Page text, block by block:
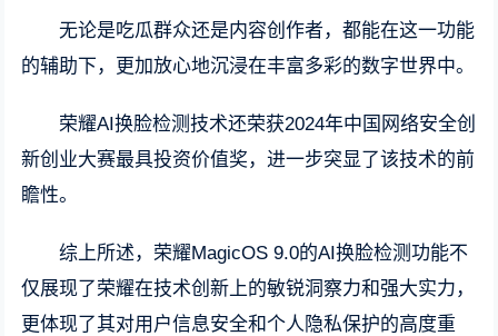
无论是吃瓜群众还是内容创作者，都能在这一功能
的辅助下，更加放心地沉浸在丰富多彩的数字世界中。
荣耀AI换脸检测技术还荣获2024年中国网络安全创
新创业大赛最具投资价值奖，进一步突显了该技术的前
瞻性。
综上所述，荣耀MagicOS 9.0的AI换脸检测功能不
仅展现了荣耀在技术创新上的敏锐洞察力和强大实力，
更体现了其对用户信息安全和个人隐私保护的高度重